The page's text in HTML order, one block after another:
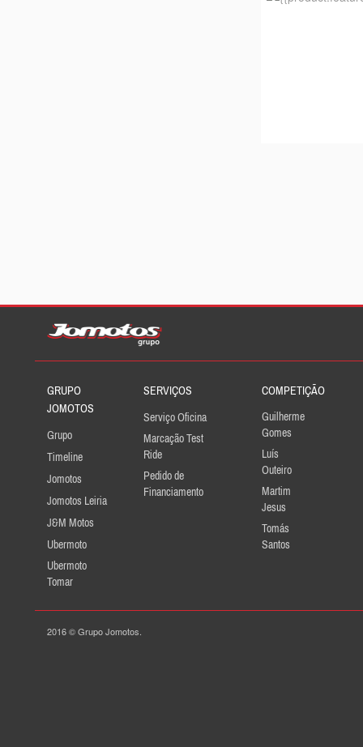
GRUPO
JOMOTOS
Grupo
Timeline
Jomotos
Jomotos Leiria
J&M Motos
Ubermoto
Ubermoto
Tomar
SERVIÇOS
Serviço Oficina
Marcação Test
Ride
Pedido de
Financiamento
COMPETIÇÃO
Guilherme
Gomes
Luís
Outeiro
Martim
Jesus
Tomás
Santos
2016 © Grupo Jomotos.